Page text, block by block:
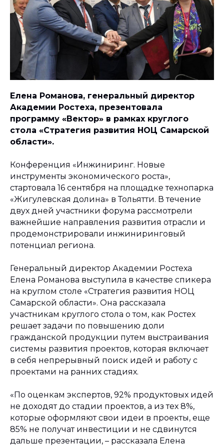
Елена Романова, генеральный директор
Академии Ростеха, презентовала
программу «Вектор» в рамках круглого
стола «Стратегия развития НОЦ Самарской
области».
Конференция «Инжиниринг. Новые
инструменты экономического роста»,
стартовала 16 сентября на площадке технопарка
«Жигулевская долина» в Тольятти. В течение
двух дней участники форума рассмотрели
важнейшие направления развития отрасли и
продемонстрировали инжиниринговый
потенциал региона.
Генеральный директор Академии Ростеха
Елена Романова выступила в качестве спикера
на круглом столе «Стратегия развития НОЦ
Самарской области». Она рассказала
участникам круглого стола о том, как Ростех
решает задачи по повышению доли
гражданской продукции путем выстраивания
системы развития проектов, которая включает
в себя непрерывный поиск идей и работу с
проектами на ранних стадиях.
«По оценкам экспертов, 92% продуктовых идей
не доходят до стадии проектов, а из тех 8%,
которые оформляют свои идеи в проекты, еще
85% не получат инвестиции и не cдвинутся
дальше презентации, – рассказала Елена